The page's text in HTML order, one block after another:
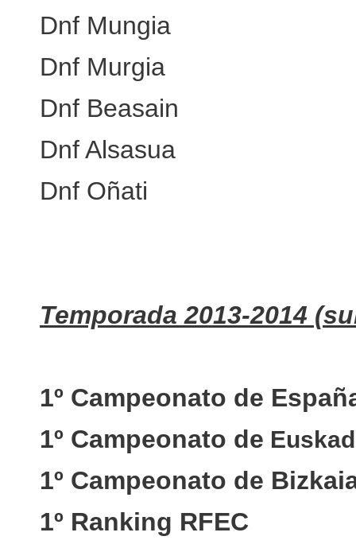
Dnf Mungia
Dnf Murgia
Dnf Beasain
Dnf Alsasua
Dnf Oñati
Temporada 2013-2014
1º Campeonato de
1º Campeonato de
1º Campeonato de
1º Ranking RFEC